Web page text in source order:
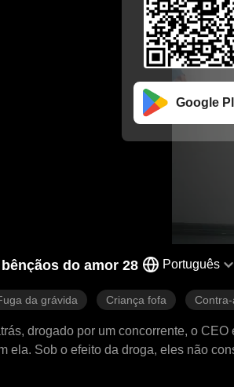
Google
do amor 28 Português
da grávida Criança fofa
drogado por um concorrente, o
ela. Sob o efeito da droga, eles não